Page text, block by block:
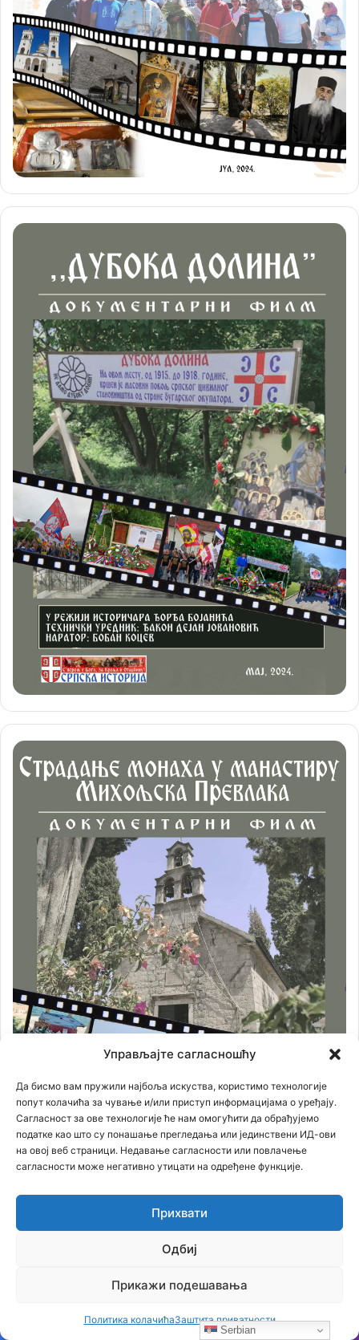
Управљајте сагласношћу
Да бисмо вам пружили најбоља искуства, користимо технологије
попут колачића за чување и/или приступ информацијама о уређају.
Сагласност за ове технологије ће нам омогућити да обрађујемо
податке као што су понашање прегледања или јединствени ИД-ови
на овој веб страници. Недавање сагласности или повлачење
сагласности може негативно утицати на одређене функције.
Прихвати
Одбиј
Прикажи подешавања
Политика колачићаЗаштита приватности
Serbian